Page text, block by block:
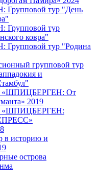
тур "День
тур
ковра"
тур "Родина
групповой тур
и
«ШПИЦБЕРГЕН: От
2019
«ШПИЦБЕРГЕН:
в историю и
острова